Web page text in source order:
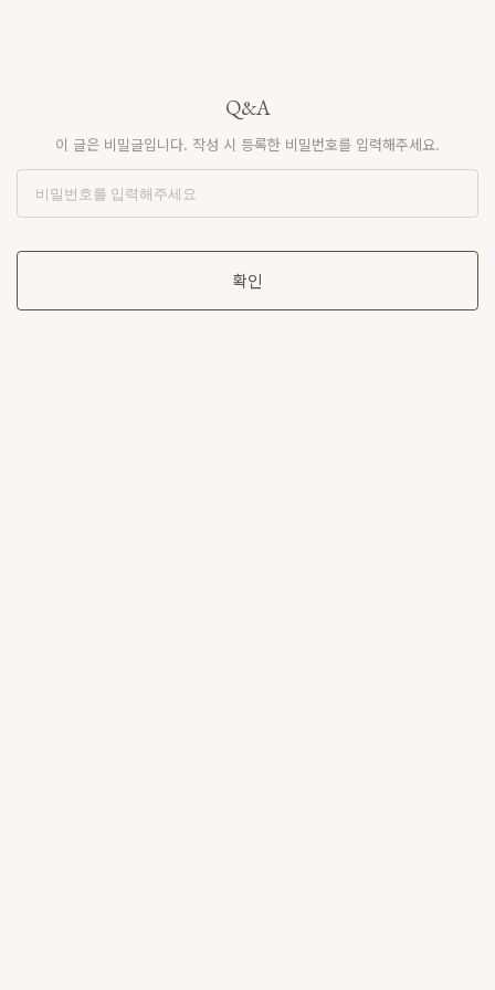
Q&A
이 글은 비밀글입니다. 작성 시 등록한 비밀번호를 입력해주세요.
확인